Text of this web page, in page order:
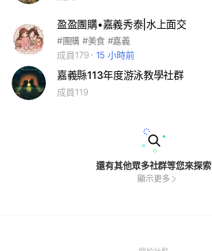
盈盈團購•嘉義秀泰|水上面交
#團購 #美食 #嘉義
成員179
15 小時前
嘉義縣113年度游泳教學社群
成員119
還有其他眾多社群等您來探索
顯示更多